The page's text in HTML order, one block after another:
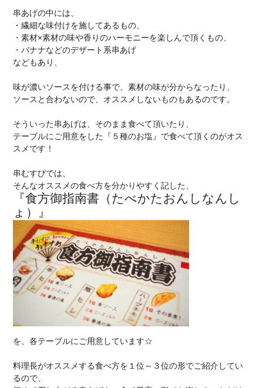
串あげの中には、
・繊細な味付けを施してあるもの、
・素材×素材の味や香りのハーモニーを楽しんで頂くもの、
・バナナなどのデザート系串あげ
などもあり、
味が濃いソースを付ける事で、素材の味が分からなったり、
ソースと合わないので、オススメしないものもあるのです。
そういった串あげは、そのまま食べて頂いたり、
テーブルにご用意をした『５種のお塩』で食べて頂くのがオス
スメです！
串むすびでは、
そんなオススメの食べ方を分かりやすく記した、
『食方御指南書（たべかたおんしなんし
ょ）』
を、各テーブルにご用意しています☆
料理長がオススメする食べ方を１位～３位の形でご紹介してい
るので、